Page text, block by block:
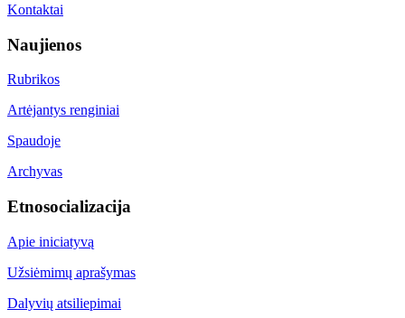
Kontaktai
Naujienos
Rubrikos
Artėjantys renginiai
Spaudoje
Archyvas
Etnosocializacija
Apie iniciatyvą
Užsiėmimų aprašymas
Dalyvių atsiliepimai